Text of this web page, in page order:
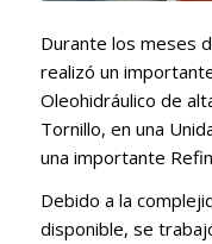
Durante los meses
realizó un
Oleohidráulico de
Tornillo, en una
una importante
Debido a la
disponible, se